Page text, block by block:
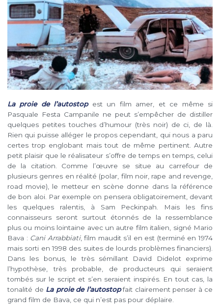
La proie de l’autostopest un film amer, et ce même si
Pasquale Festa Campanile ne peut s’empêcher de distiller
quelques petites touches d’humour (très noir) de ci, de là.
Rien qui puisse alléger le propos cependant, qui nous a paru
certes trop englobant mais tout de même pertinent. Autre
petit plaisir que le réalisateur s’offre de temps en temps, celui
de la citation. Comme l’œuvre se situe au carrefour de
plusieurs genres en réalité (polar, film noir, rape and revenge,
road movie), le metteur en scène donne dans la référence
de bon aloi. Par exemple on pensera obligatoirement, devant
les quelques ralentis, à Sam Peckinpah. Mais les fins
connaisseurs seront surtout étonnés de la ressemblance
plus ou moins lointaine avec un autre film italien, signé Mario
Bava : Cani Arrabbiati, film maudit s’il en est (terminé en 1974
mais sorti en 1998 des suites de lourds problèmes financiers).
Dans les bonus, le très sémillant David Didelot exprime
l’hypothèse, très probable, de producteurs qui seraient
tombés sur le script et s’en seraient inspirés. En tout cas, la
tonalité de La proie de l’autostopfait clairement penser à ce
grand film de Bava, ce qui n’est pas pour déplaire.